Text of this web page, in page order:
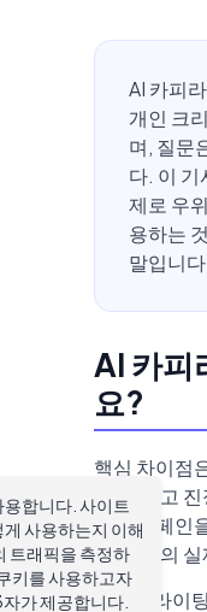
AI 카피
개인 크
며, 질문
다. 이 기
제로 우
용하는
말입니
AI 카피
요?
핵심 차이점
해, 그리고
출시 캠페인
위, 고객의
AI 카피라이
합니다. 사이트
사용하는지 이해
트래픽을 측정하
키를 사용하고자
가 제공합니다.